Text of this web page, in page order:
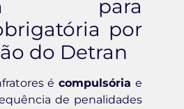
para
por
do Detran
écompulsória e
de penalidades